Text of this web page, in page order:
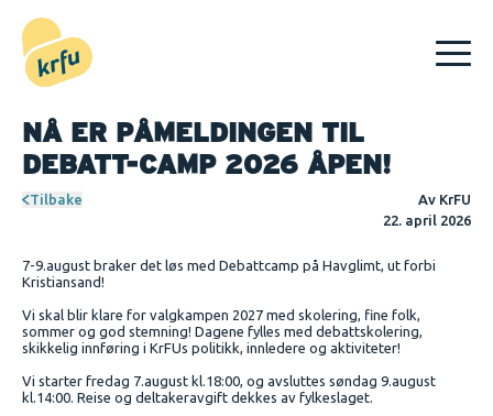
NÅ ER PÅMELDINGEN TIL
DEBATT-CAMP 2026 ÅPEN!
Tilbake Av KrFU
22. april 2026
7-9.august braker det løs med Debattcamp på Havglimt, ut forbi
Kristiansand!
Vi skal blir klare for valgkampen 2027 med skolering, fine folk,
sommer og god stemning! Dagene fylles med debattskolering,
skikkelig innføring i KrFUs politikk, innledere og aktiviteter!
Vi starter fredag 7.august kl.18:00, og avsluttes søndag 9.august
kl.14:00. Reise og deltakeravgift dekkes av fylkeslaget.